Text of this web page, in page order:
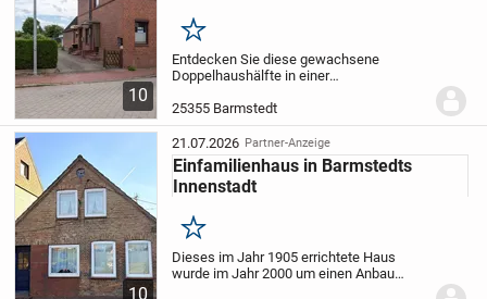
10
Merken
Entdecken Sie diese gewachsene
Doppelhaushälfte in einer
Stadt Barmstedt. Ursprünglich im Jahr
1925 erbaut, bietet diese Immobilie einen
einzigartigen...
25355 Barmstedt
10
21.07.2026 Partner-Anzeige
Einfamilienhaus in Barmstedts
Innenstadt
Merken
Dieses im Jahr 1905 errichtete Haus
wurde im Jahr 2000 um einen Anbau